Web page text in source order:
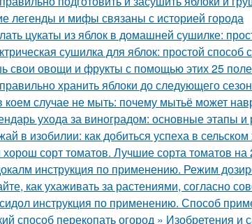
легенды и мифы связаны с историей города
цукаты из яблок в домашней сушилке:
сушилка для яблок: простой способ
свои овощи и фрукты с помощью этих 25
хранить яблоки до следующего
коем случае не мыть: почему мытьё может
ухода за виноградом: основные этапы
в изобилии: как добиться успеха в сельском
сорт томатов. Лучшие сорта томатов на
инструкция по применению. Режим
как ухаживать за растениями, согласно
инструкция по применению. Способ
способ перекопать огород » Изобретения